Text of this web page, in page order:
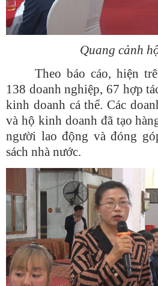
Quang cảnh
Theo báo cáo, hiện
138 doanh nghiệp, 67 hợp
kinh doanh cá thể. Các
và hộ kinh doanh đã tạo
người lao động và đóng
sách nhà nước.